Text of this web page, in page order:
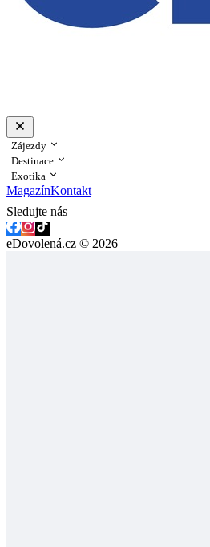
Zájezdy
Destinace
Exotika
MagazínKontakt
Sledujte nás
eDovolená.cz © 2026